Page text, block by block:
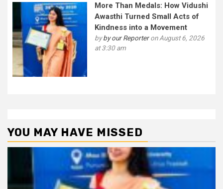
More Than Medals: How Vidushi
Awasthi Turned Small Acts of
Kindness into a Movement
byby our Reporteron August 6, 2026
at 3:30 am
YOU MAY HAVE MISSED